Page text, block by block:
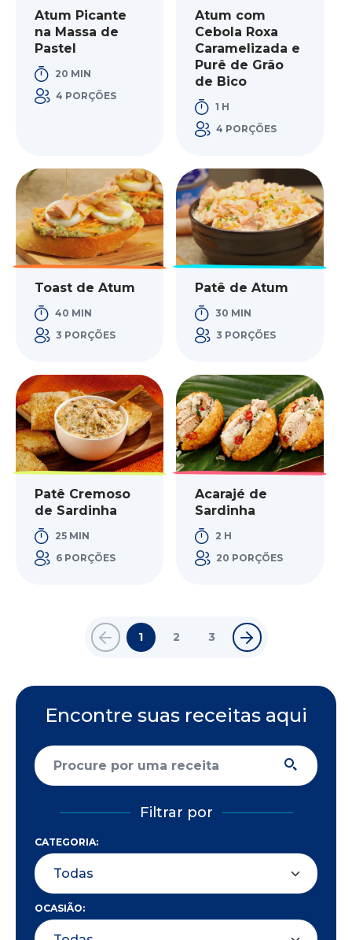
Atum Picante
na Massa de
Pastel
20 MIN
4 PORÇÕES
Atum com
Cebola Roxa
Caramelizada e
Purê de Grão
de Bico
1 H
4 PORÇÕES
Toast de Atum
40 MIN
3 PORÇÕES
Patê de Atum
30 MIN
3 PORÇÕES
Patê Cremoso
de Sardinha
25 MIN
6 PORÇÕES
Acarajé de
Sardinha
2 H
20 PORÇÕES
1 2 3
Encontre suas receitas aqui
Filtrar por
CATEGORIA:
OCASIÃO: